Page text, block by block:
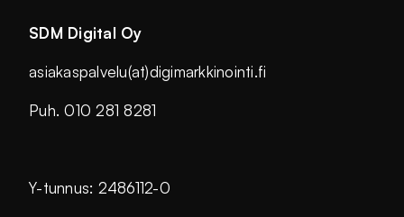
SDM Digital Oy
asiakaspalvelu(at)digimarkkinointi.fi
Puh. 010 281 8281
Y-tunnus: 2486112-0